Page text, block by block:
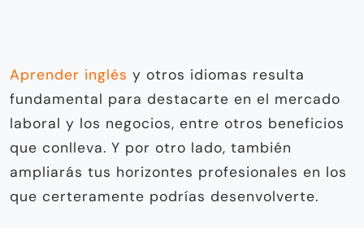
Aprender inglés y otros idiomas resulta
fundamental para destacarte en el mercado
laboral y los negocios, entre otros beneficios
que conlleva. Y por otro lado, también
ampliarás tus horizontes profesionales en los
que certeramente podrías desenvolverte.